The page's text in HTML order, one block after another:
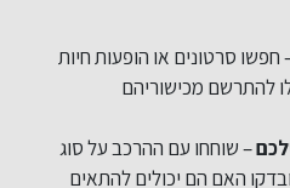
חפשו סרטונים או הופעות חיות
להתרשם מכישוריהם
– שוחחו עם ההרכב על סוג
האם הם יכולים להתאים